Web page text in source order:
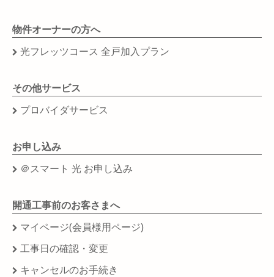
物件オーナーの方へ
光フレッツコース 全戸加入プラン
その他サービス
プロバイダサービス
お申し込み
＠スマート 光 お申し込み
開通工事前のお客さまへ
マイページ(会員様用ページ)
工事日の確認・変更
キャンセルのお手続き